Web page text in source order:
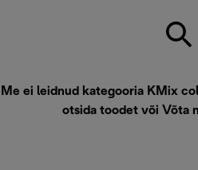
Me ei leidnud kategooria KMix
otsida toodet või Võta